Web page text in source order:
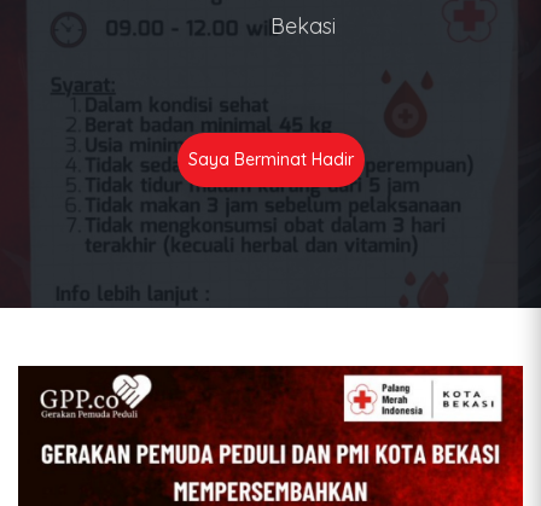
Bekasi
Saya Berminat Hadir